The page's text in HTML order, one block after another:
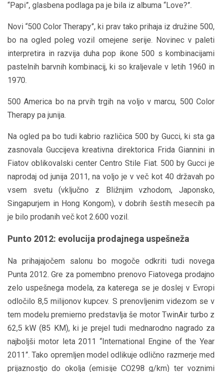
“Papi”, glasbena podlaga pa je bila iz albuma “Love?”.
Novi “500 Color Therapy”, ki prav tako prihaja iz družine 500,
bo na ogled poleg vozil omejene serije. Novinec v paleti
interpretira in razvija duha pop ikone 500 s kombinacijami
pastelnih barvnih kombinacij, ki so kraljevale v letih 1960 in
1970.
500 America bo na prvih trgih na voljo v marcu, 500 Color
Therapy pa junija.
Na ogled pa bo tudi kabrio različica 500 by Gucci, ki sta ga
zasnovala Guccijeva kreativna direktorica Frida Giannini in
Fiatov oblikovalski center Centro Stile Fiat. 500 by Gucci je
naprodaj od junija 2011, na voljo je v več kot 40 državah po
vsem svetu (vključno z Bližnjim vzhodom, Japonsko,
Singapurjem in Hong Kongom), v dobrih šestih mesecih pa
je bilo prodanih več kot 2.600 vozil.
Punto 2012: evolucija prodajnega uspešneža
Na prihajajočem salonu bo mogoče odkriti tudi novega
Punta 2012. Gre za pomembno prenovo Fiatovega prodajno
zelo uspešnega modela, za katerega se je doslej v Evropi
odločilo 8,5 milijonov kupcev. S prenovljenim videzom se v
tem modelu premierno predstavlja še motor TwinAir turbo z
62,5 kW (85 KM), ki je prejel tudi mednarodno nagrado za
najboljši motor leta 2011 “International Engine of the Year
2011”. Tako opremljen model odlikuje odlično razmerje med
prijaznostjo do okolja (emisije CO298 g/km) ter voznimi